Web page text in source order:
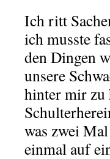
Ich ritt
ich musste
den Dingen
unsere
hinter mir zu
was zwei
einmal auf